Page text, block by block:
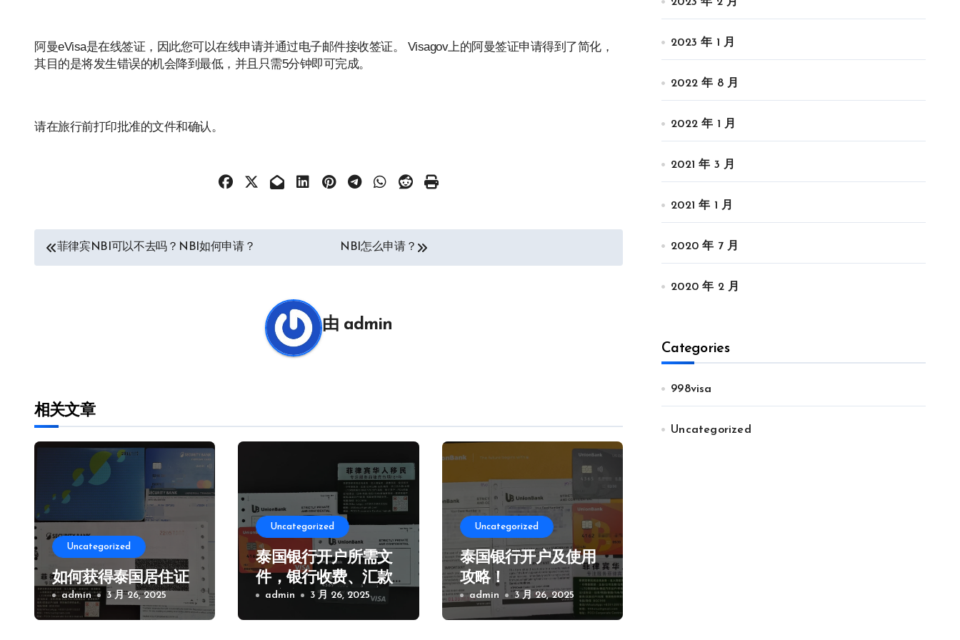
阿曼eVisa是在线签证，因此您可以在线申请并通过电子邮件接收签证。 Visagov上的阿曼签证申请得到了简化，
其目的是将发生错误的机会降到最低，并且只需5分钟即可完成。
请在旅行前打印批准的文件和确认。
文菲律宾NBI可以不去吗？NBI如何申请？ NBI怎么申请？
由 admin
相关文章
Uncategorized
如何获得泰国居住证
admin 3 月 26, 2025
Uncategorized
泰国银行开户所需文
件，银行收费、汇款
及注意事项！
admin 3 月 26, 2025
Uncategorized
泰国银行开户及使用
攻略！
admin 3 月 26, 2025
2023 年 1 月
2022 年 8 月
2022 年 1 月
2021 年 3 月
2021 年 1 月
2020 年 7 月
2020 年 2 月
Categories
998visa
Uncategorized